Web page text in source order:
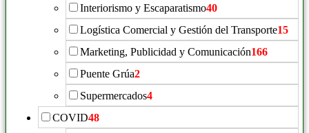
Interiorismo y Escaparatismo40
Logística Comercial y Gestión del Transporte15
Marketing, Publicidad y Comunicación166
Puente Grúa2
Supermercados4
COVID48